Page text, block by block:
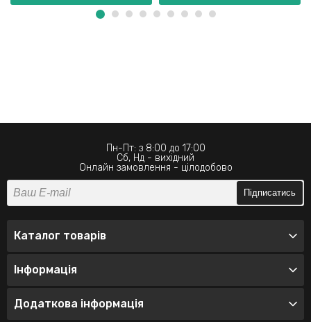
Пн-Пт: з 8:00 до 17:00
Сб, Нд - вихідний
Онлайн замовлення - цілодобово
Підписатись
Каталог товарів
Інформація
Додаткова інформація